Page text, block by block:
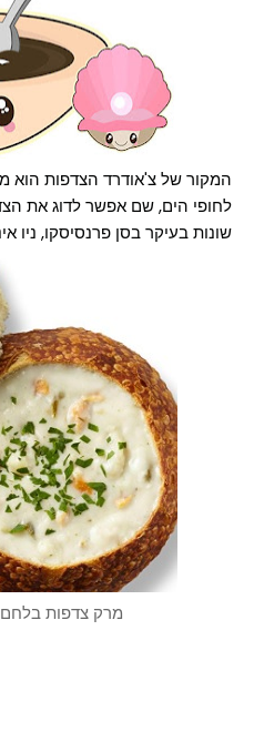
המקור של צ'אודרד הצדפות הוא
לחופי הים, שם אפשר לדוג את
שונות בעיקר בסן פרנסיסקו, ניו
מרק צדפות